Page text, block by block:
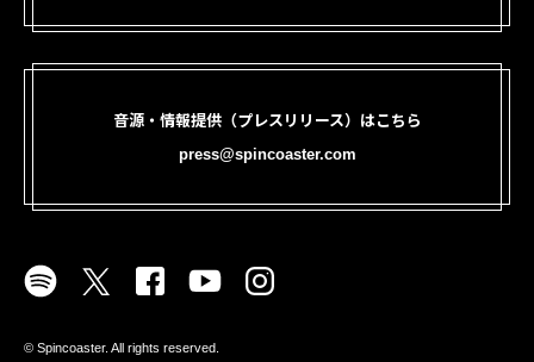
音源・情報提供（プレスリリース）はこちら
press@spincoaster.com
©︎ Spincoaster. All rights reserved.